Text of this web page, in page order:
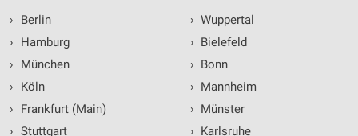
›
Berlin
›
Hamburg
›
München
›
Köln
›
Frankfurt (Main)
› Stuttgart
› Wuppertal
› Bielefeld
› Bonn
› Mannheim
› Münster
› Karlsruhe